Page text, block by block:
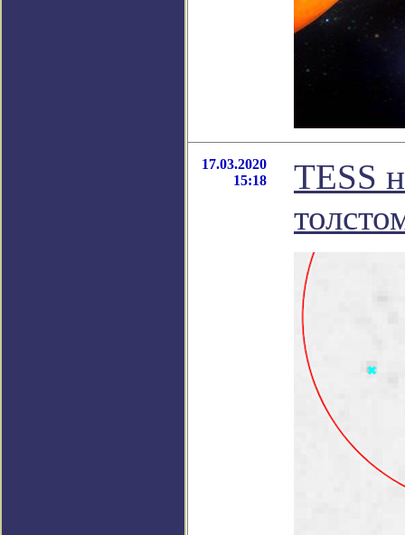
17.03.2020
15:18
TESS